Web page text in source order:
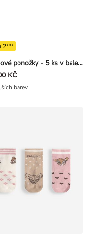
Tenisové ponožky - 5 ks v balení
2***
KČ
barev